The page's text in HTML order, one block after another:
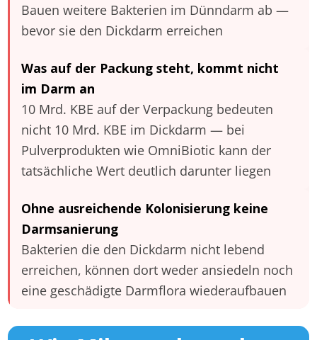
Bauen weitere Bakterien im Dünndarm ab —
bevor sie den Dickdarm erreichen
Was auf der Packung steht, kommt nicht
im Darm an
10 Mrd. KBE auf der Verpackung bedeuten
nicht 10 Mrd. KBE im Dickdarm — bei
Pulverprodukten wie OmniBiotic kann der
tatsächliche Wert deutlich darunter liegen
Ohne ausreichende Kolonisierung keine
Darmsanierung
Bakterien die den Dickdarm nicht lebend
erreichen, können dort weder ansiedeln noch
eine geschädigte Darmflora wiederaufbauen